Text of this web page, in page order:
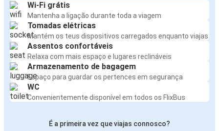
Wi-Fi grátis
Mantenha a ligação durante toda a viagem
Tomadas elétricas
Mantém os teus dispositivos carregados enquanto viajas
Assentos confortáveis
Relaxa com mais espaço e lugares reclináveis
Armazenamento de bagagem
Espaço para guardar os pertences em segurança
WC
Convenientemente disponível em todos os FlixBus
É a primeira vez que viajas connosco?